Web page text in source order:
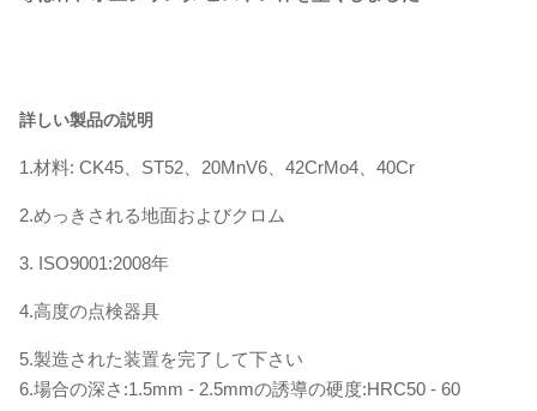
詳しい製品の説明
1.材料: CK45、ST52、20MnV6、42CrMo4、40Cr
2.めっきされる地面およびクロム
3. ISO9001:2008年
4.高度の点検器具
5.製造された装置を完了して下さい
6.場合の深さ:1.5mm - 2.5mmの誘導の硬度:HRC50 - 60